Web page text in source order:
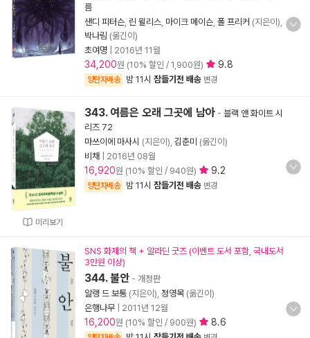
름
샌디 피터슨 린 윌리스 마이크 메이슨 폴 프리커 (지은이),
박나림 (옮긴이)
초여명
2016년 11월
34,200원 (10% 할인 / 1,900원) 9.8
양탄자배송 밤 11시 잠들기전 배송 변경
미리보기
343. 여름은 오래 그곳에 남아 - 블랙 앤 화이트 시
리즈 72
마쓰이에 마사시 (지은이), 김춘미 (옮긴이)
비채
2016년 08월
16,920원 (10% 할인 / 940원) 9.2
양탄자배송 밤 11시 잠들기전 배송 변경
SNS 화제의 책 + 알라딘 굿즈 (이벤트 도서 포함, 국내도서
3만원 이상)
344. 불안 - 개정판
알랭 드 보통 (지은이), 정영목 (옮긴이)
은행나무
2011년 12월
16,200원 (10% 할인 / 900원) 8.6